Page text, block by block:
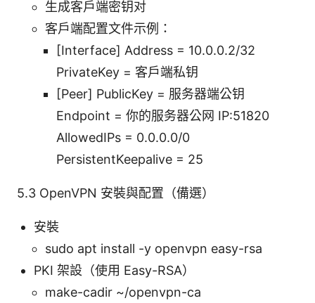
生成客户端密钥对
客户端配置文件示例：
[Interface] Address = 10.0.0.2/32
PrivateKey = 客户端私钥
[Peer] PublicKey = 服务器端公钥
Endpoint = 你的服务器公网 IP:51820
AllowedIPs = 0.0.0.0/0
PersistentKeepalive = 25
5.3 OpenVPN 安裝與配置（備選）
安裝
sudo apt install -y openvpn easy-rsa
PKI 架設（使用 Easy-RSA）
make-cadir ~/openvpn-ca